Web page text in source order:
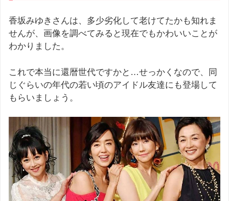
香坂みゆきさんは、多少劣化して老けてたかも知れま
せんが、画像を調べてみると現在でもかわいいことが
わかりました。
これで本当に還暦世代ですかと…せっかくなので、同
じぐらいの年代の若い頃のアイドル友達にも登場して
もらいましょう。